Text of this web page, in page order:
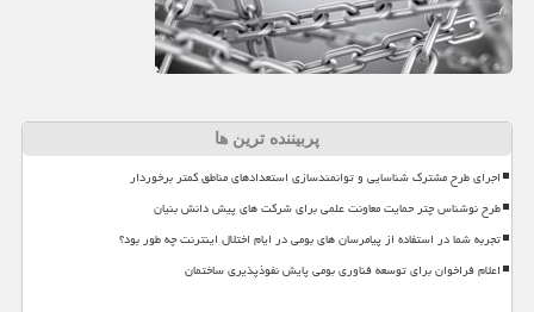
پربیننده ترین ها
اجرای طرح مشترک شناسایی و توانمندسازی استعدادهای مناطق کمتر برخوردار
طرح نوشناس چتر حمایت معاونت علمی برای شرکت های پیش دانش بنیان
تجربه شما در استفاده از پیامرسان های بومی در ایام اختلال اینترنت چه طور بود؟
اعلام فراخوان برای توسعه فناوری بومی پایش نفوذپذیری ساختمان